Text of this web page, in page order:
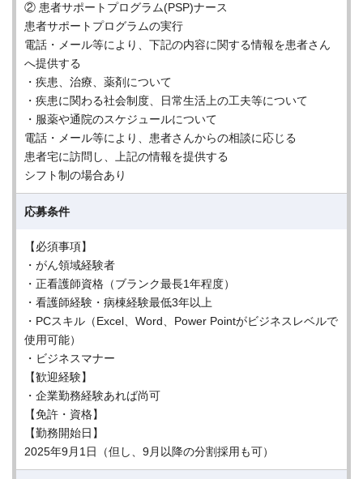
② 患者サポートプログラム(PSP)ナース
患者サポートプログラムの実行
電話・メール等により、下記の内容に関する情報を患者さん
へ提供する
・疾患、治療、薬剤について
・疾患に関わる社会制度、日常生活上の工夫等について
・服薬や通院のスケジュールについて
電話・メール等により、患者さんからの相談に応じる
患者宅に訪問し、上記の情報を提供する
シフト制の場合あり
応募条件
【必須事項】
・がん領域経験者
・正看護師資格（ブランク最長1年程度）
・看護師経験・病棟経験最低3年以上
・PCスキル（Excel、Word、Power Pointがビジネスレベルで
使用可能）
・ビジネスマナー
【歓迎経験】
・企業勤務経験あれば尚可
【免許・資格】
【勤務開始日】
2025年9月1日（但し、9月以降の分割採用も可）